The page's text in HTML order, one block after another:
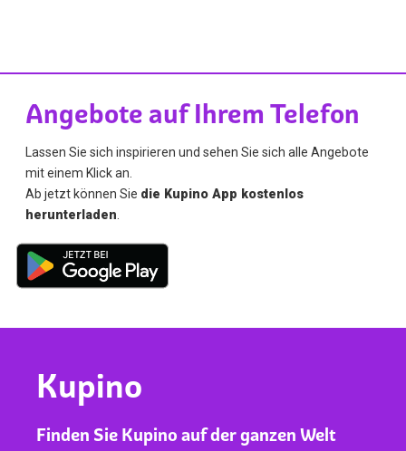
Angebote auf Ihrem Telefon
Lassen Sie sich inspirieren und sehen Sie sich alle Angebote
mit einem Klick an.
Ab jetzt können Sie die Kupino App kostenlos
herunterladen
Kupino
Finden Sie Kupino auf der ganzen Welt